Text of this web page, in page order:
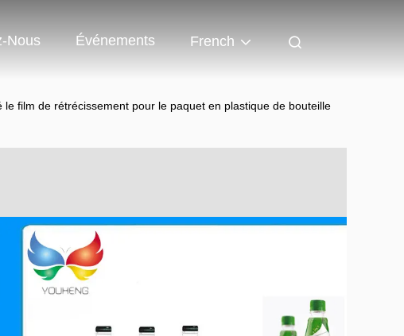
Nous Événements French
film de rétrécissement pour le paquet en plastique de bouteille